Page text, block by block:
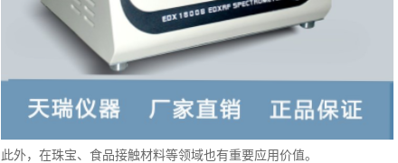
此外，在珠宝、食品接触材料等领域也有重要应用价值。